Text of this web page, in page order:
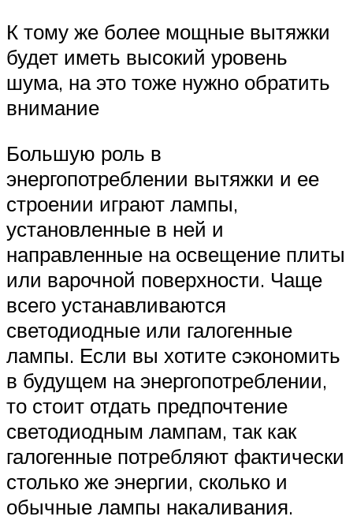
К тому же более мощные вытяжки
будет иметь высокий уровень
шума, на это тоже нужно обратить
внимание
Большую роль в
энергопотреблении вытяжки и ее
строении играют лампы,
установленные в ней и
направленные на освещение плиты
или варочной поверхности. Чаще
всего устанавливаются
светодиодные или галогенные
лампы. Если вы хотите сэкономить
в будущем на энергопотреблении,
то стоит отдать предпочтение
светодиодным лампам, так как
галогенные потребляют фактически
столько же энергии, сколько и
обычные лампы накаливания.